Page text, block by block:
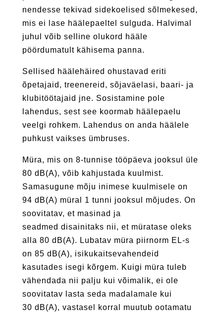
nendesse tekivad sidekoelised sõlmekesed,
mis ei lase häälepaeltel sulguda. Halvimal
juhul võib selline olukord hääle
pöördumatult kähisema panna.
Sellised häälehäired ohustavad eriti
õpetajaid, treenereid, sõjaväelasi, baari- ja
klubitöötajaid jne. Sosistamine pole
lahendus, sest see koormab häälepaelu
veelgi rohkem. Lahendus on anda häälele
puhkust vaikses ümbruses.
Müra, mis on 8-tunnise tööpäeva jooksul üle
80 dB(A), võib kahjustada kuulmist.
Samasugune mõju inimese kuulmisele on
94 dB(A) müral 1 tunni jooksul mõjudes. On
soovitatav, et masinad ja
seadmed disainitaks nii, et müratase oleks
alla 80 dB(A). Lubatav müra piirnorm EL-s
on 85 dB(A), isikukaitsevahendeid
kasutades isegi kõrgem. Kuigi müra tuleb
vähendada nii palju kui võimalik, ei ole
soovitatav lasta seda madalamale kui
30 dB(A), vastasel korral muutub ootamatu